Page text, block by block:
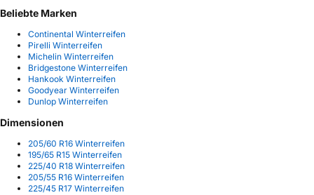
Beliebte Marken
Continental Winterreifen
Pirelli Winterreifen
Michelin Winterreifen
Bridgestone Winterreifen
Hankook Winterreifen
Goodyear Winterreifen
Dunlop Winterreifen
Dimensionen
205/60 R16 Winterreifen
195/65 R15 Winterreifen
225/40 R18 Winterreifen
205/55 R16 Winterreifen
225/45 R17 Winterreifen